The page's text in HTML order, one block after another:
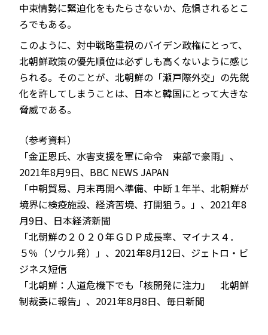
中東情勢に緊迫化をもたらさないか、危惧されるとこ
ろでもある。
このように、対中戦略重視のバイデン政権にとって、
北朝鮮政策の優先順位は必ずしも高くないように感じ
られる。そのことが、北朝鮮の「瀬戸際外交」の先鋭
化を許してしまうことは、日本と韓国にとって大きな
脅威である。
（参考資料）
「金正恩氏、水害支援を軍に命令 東部で豪雨」、
2021年8月9日、BBC NEWS JAPAN
「中朝貿易、月末再開へ準備、中断１年半、北朝鮮が
境界に検疫施設、経済苦境、打開狙う。」、2021年8
月9日、日本経済新聞
「北朝鮮の２０２０年ＧＤＰ成長率、マイナス４．
５％（ソウル発）」、2021年8月12日、ジェトロ・ビ
ジネス短信
「北朝鮮：人道危機下でも「核開発に注力」 北朝鮮
制裁委に報告」、2021年8月8日、毎日新聞